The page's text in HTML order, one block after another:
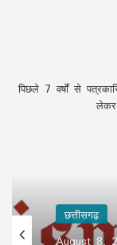
पिछले 7 वर्षों से
छत्तीसगढ़
August 8,